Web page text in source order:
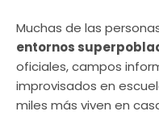
Muchas de las
entornos
oficiales, campos
improvisados ​​en
miles más viven en